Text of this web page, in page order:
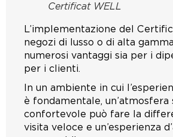
Certificat WELL
L’implementazione del
negozi di lusso o di alta
numerosi vantaggi sia per i
per i clienti.
In un ambiente in cui
è fondamentale, un’atmosfera
confortevole può fare la
visita veloce e un’esperienza